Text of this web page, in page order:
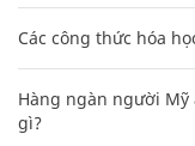
Các công thức hóa
Hàng ngàn người Mỹ
gì?